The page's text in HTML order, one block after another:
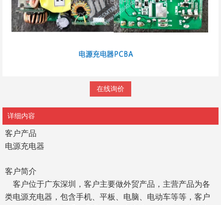
在线询价
详细内容
客户产品
电源充电器
客户简介
客户位于广东深圳，客户主要做外贸产品，主营产品为各
类电源充电器，包含手机、平板、电脑、电动车等等，客户